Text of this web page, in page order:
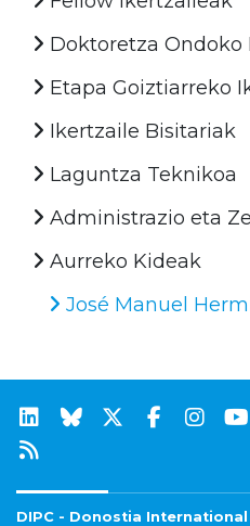
Doktoretza Ondoko
Etapa Goiztiarreko
Ikertzaile Bisitariak
Laguntza Teknikoa
Administrazio eta
Aurreko Kideak
José Manuel
DIPC - Donostia